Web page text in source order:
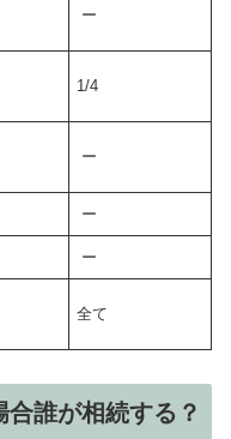
ー
1/4
ー
ー
ー
全て
誰が相続する？